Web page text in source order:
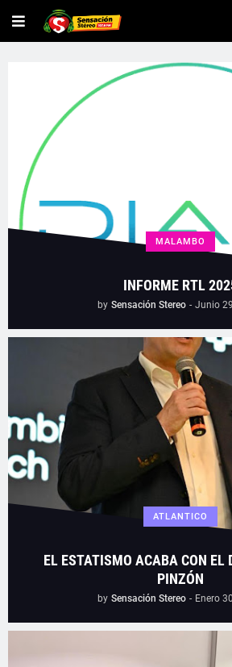
MALAMBO
INFORME RTL
by Sensación Stereo - Junio
ATLANTICO
EL ESTATISMO ACABA CON EL
PINZÓN
by Sensación Stereo - Enero